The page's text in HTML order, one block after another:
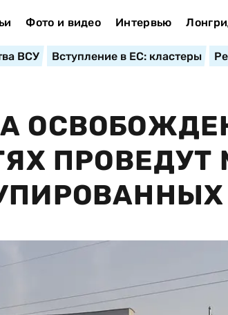
Фото и видео Интервью
ВСУ Вступление в ЕС: кластеры
ПРОВЕДУТ